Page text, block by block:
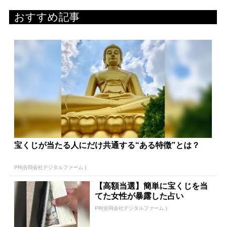
おすすめ記事
宝くじが当たる人にだけ共通する“ある特徴”とは？
PR(合同会社デジタルファーム )
【高額当選】簡単に宝くじを当
てた女性が暴露した占い
PR(合同会社デジタルファーム )